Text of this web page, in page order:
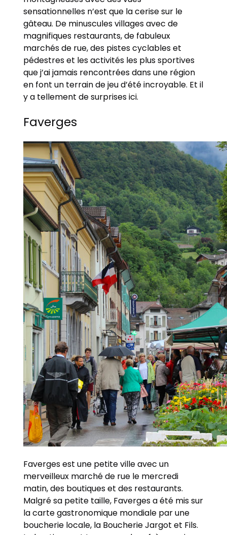
sensationnelles n’est que la cerise sur le
gâteau. De minuscules villages avec de
magnifiques restaurants, de fabuleux
marchés de rue, des pistes cyclables et
pédestres et les activités les plus sportives
que j’ai jamais rencontrées dans une région
en font un terrain de jeu d’été incroyable. Et il
y a tellement de surprises ici.
Faverges
Faverges est une petite ville avec un
merveilleux marché de rue le mercredi
matin, des boutiques et des restaurants.
Malgré sa petite taille, Faverges a été mis sur
la carte gastronomique mondiale par une
boucherie locale, la Boucherie Jargot et Fils.